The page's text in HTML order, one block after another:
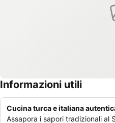
Informazioni utili
Cucina turca e italiana
Assapora i sapori tradizionali al